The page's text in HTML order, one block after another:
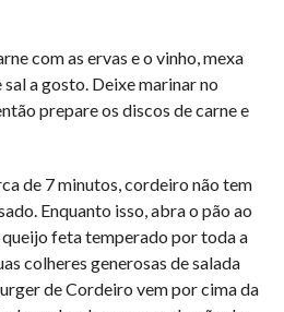
com as ervas e o vinho, mexa
a gosto. Deixe marinar no
prepare os discos de carne e
de 7 minutos, cordeiro não tem
Enquanto isso, abra o pão ao
feta temperado por toda a
colheres generosas de salada
de Cordeiro vem por cima da